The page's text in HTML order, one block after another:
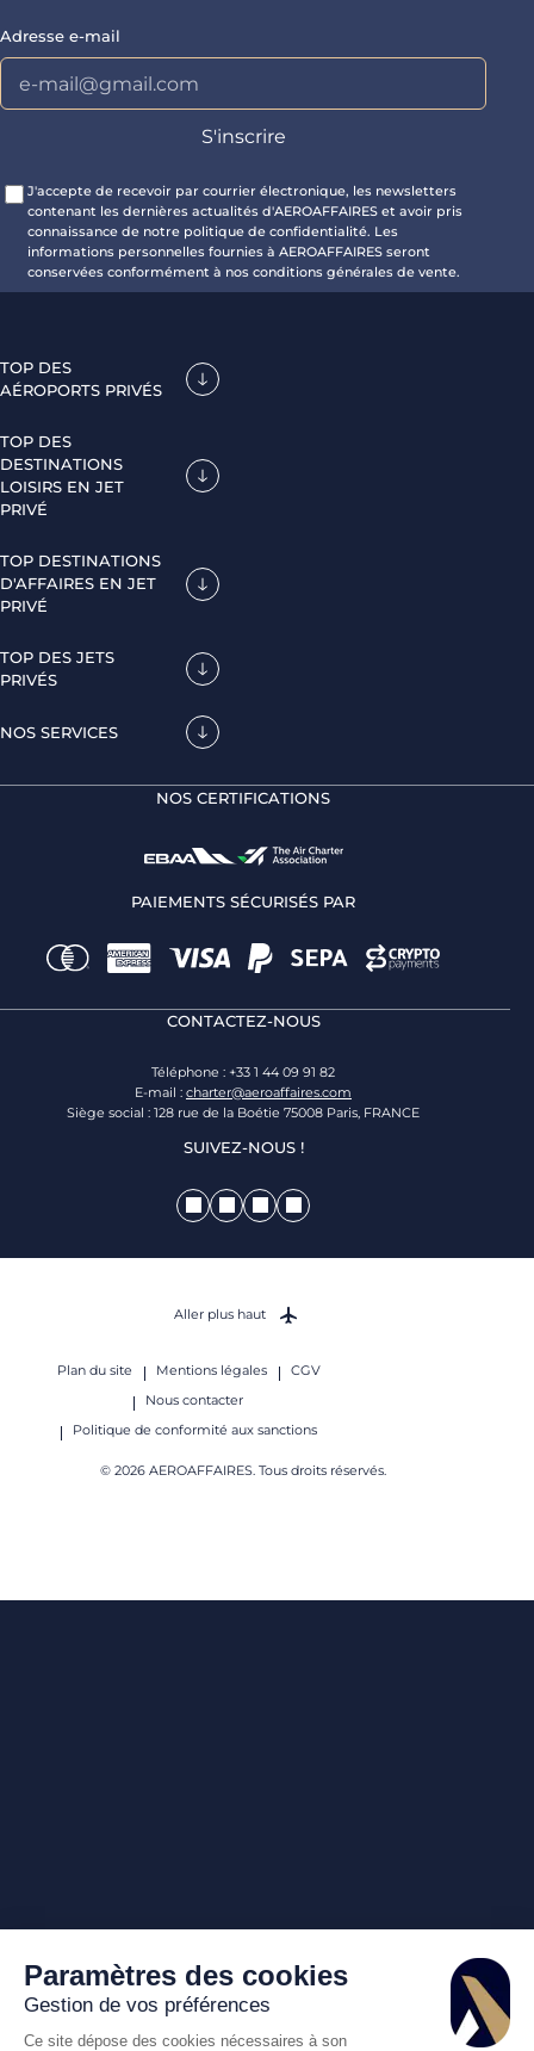
Adresse e-mail
J'accepte de recevoir par courrier électronique, les newsletters
contenant les dernières actualités d'AEROAFFAIRES et avoir pris
connaissance de notre politique de confidentialité. Les
informations personnelles fournies à AEROAFFAIRES seront
conservées conformément à nos conditions générales de vente.
TOP DES
AÉROPORTS PRIVÉS
TOP DES
DESTINATIONS
LOISIRS EN JET
PRIVÉ
TOP DESTINATIONS
D'AFFAIRES EN JET
PRIVÉ
TOP DES JETS
PRIVÉS
NOS SERVICES
NOS CERTIFICATIONS
PAIEMENTS SÉCURISÉS PAR
CONTACTEZ-NOUS
Téléphone : +33 1 44 09 91 82
E-mail : charter@aeroaffaires.com
Siège social : 128 rue de la Boétie 75008 Paris, FRANCE
SUIVEZ-NOUS !
Plan du site Mentions légales
CGV
Nous contacter
Politique de conformité aux sanctions
© 2026 AEROAFFAIRES. Tous droits réservés.
Aller plus haut
Paramètres des cookies
Gestion de vos préférences
Ce site dépose des cookies nécessaires à son